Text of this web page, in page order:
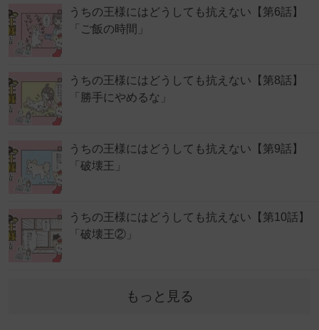
うちの王様にはどうしても抗えない【第6話】
「ご飯の時間」
うちの王様にはどうしても抗えない【第8話】
「勝手にやめるな」
うちの王様にはどうしても抗えない【第9話】
「破壊王」
うちの王様にはどうしても抗えない【第10話】
「破壊王②」
もっと見る